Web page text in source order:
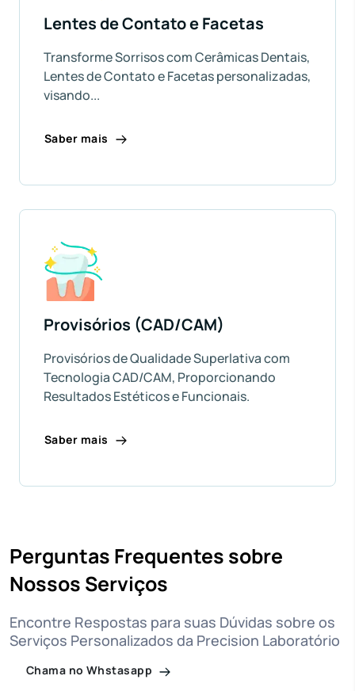
Lentes de Contato e Facetas
Transforme Sorrisos com Cerâmicas Dentais,
Lentes de Contato e Facetas personalizadas,
visando...
Saber mais
Provisórios (CAD/CAM)
Provisórios de Qualidade Superlativa com
Tecnologia CAD/CAM, Proporcionando
Resultados Estéticos e Funcionais.
Saber mais
Perguntas Frequentes sobre
Nossos Serviços
Encontre Respostas para suas Dúvidas sobre os
Serviços Personalizados da Precision Laboratório
Chama no Whstasapp